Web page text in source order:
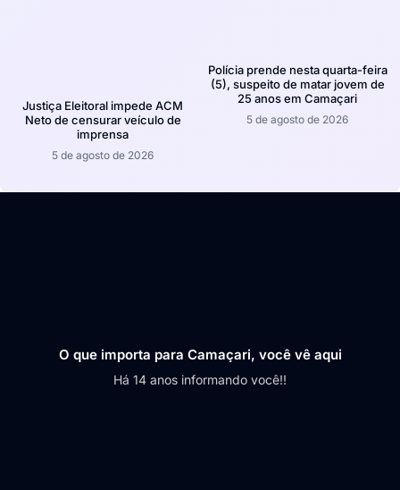
Justiça Eleitoral impede ACM
Neto de censurar veículo de
imprensa
5 de agosto de 2026
Polícia prende nesta quarta-feira
(5), suspeito de matar jovem de
25 anos em Camaçari
5 de agosto de 2026
O que importa para Camaçari, você vê aqui
Há 14 anos informando você!!